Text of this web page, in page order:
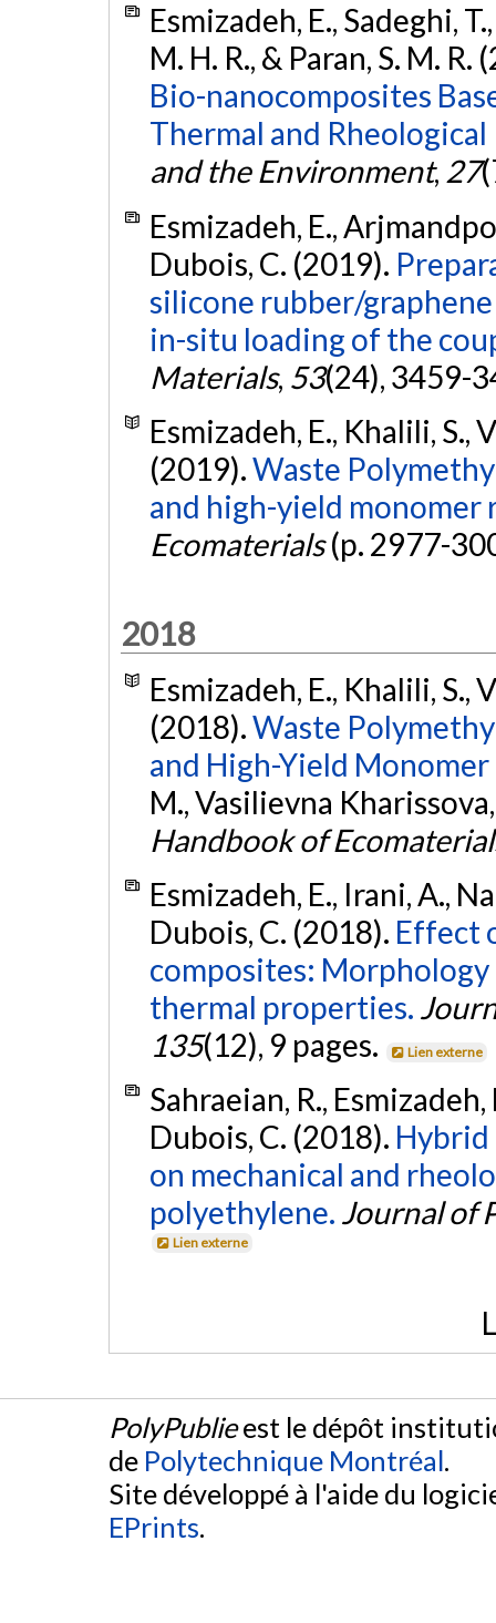
Esmizadeh, E., Sadeghi,
M. H. R., & Paran, S. M. R.
Bio-nanocomposites
Thermal and
and the Environment, 27
Esmizadeh, E.,
Dubois, C. (2019).
silicone rubber/
in-situ loading of the
Materials, 53(24), 3459-
Esmizadeh, E., Khalili, S.,
(2019).Waste
and high-yield monomer
Ecomaterials(p. 2977-
2018
Esmizadeh, E., Khalili, S.,
(2018).Waste
and High-Yield
M., Vasilievna
Handbook of
Esmizadeh, E., Irani, A.,
Dubois, C. (2018). Effect
composites:
thermal properties.
135(12), 9 pages. Lien externe
Sahraeian, R.,
Dubois, C. (2018).
on mechanical and
polyethylene. Journal of
Lien externe
PolyPublieest le dépôt
de Polytechnique Montréal.
Site développé à l'aide du
EPrints.